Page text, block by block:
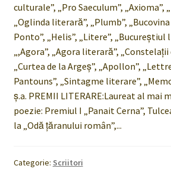
culturale”, „Pro Saeculum”, „Axioma”,
„Oglinda literară”, „Plumb”,
Ponto”, „Helis”, „Litere”,
„,Agora”, „Agora literară”,
„Curtea de la Argeş”, „Apollon”,
Pantouns”, „Sintagme literare”,
ş.a. PREMII LITERARE:Laureat al mai
poezie: Premiul I „Panait Cerna”,
la „Odă ţăranului român”,...
Categorie: Scriitori